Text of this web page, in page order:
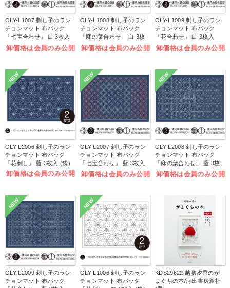
OLY-L1007 刺し子のラン
チョンマット 布パック
「七宝合わせ」 白 3枚入
(袋)
卸価格は会員のみ公開
OLY-L1008 刺し子のラン
チョンマット 布パック
「麻の葉合わせ」 白 3枚
入 (袋)
卸価格は会員のみ公開
OLY-L1009 刺し子のラン
チョンマット 布パック
「花合わせ」 白 3枚入
(袋)
卸価格は会員のみ公開
NEW
OLY-L2006 刺し子のラン
チョンマット 布パック
「花刺し」 藍 3枚入 (袋)
卸価格は会員のみ公開
NEW
OLY-L2007 刺し子のラン
チョンマット 布パック
「七宝合わせ」 藍 3枚入
(袋)
卸価格は会員のみ公開
NEW
OLY-L2008 刺し子のラン
チョンマット 布パック
「麻の葉合わせ」 藍 3枚
入 (袋)
卸価格は会員のみ公開
NEW
OLY-L2009 刺し子のラン
チョンマット 布パック
NEW
OLY-L1006 刺し子のラン
チョンマット 布パック
KDS29622 越膳夕香のが
まぐちの本/河出書房新社